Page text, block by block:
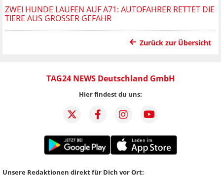
ZWEI HUNDE LAUFEN AUF A71: AUTOFAHRER RETTET DIE
TIERE AUS GROSSER GEFAHR
Zurück zur Übersicht
TAG24 NEWS Deutschland GmbH
Hier findest du uns:
Unsere Redaktionen direkt für Dich vor Ort: